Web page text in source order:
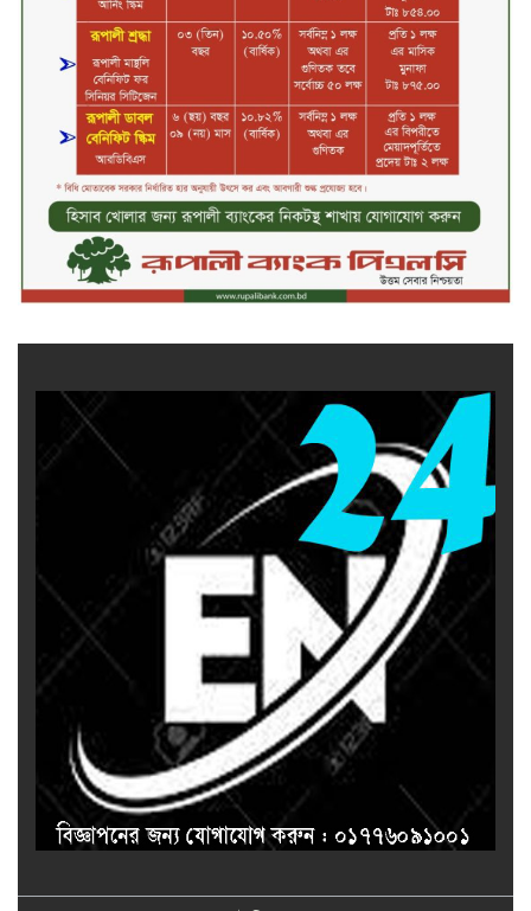
ইসলামী ব্যাংকের শরী’আহ
সুপারভাইজরি কমিটির সভা অনুষ্ঠিত